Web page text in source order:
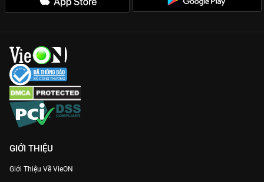
GIỚI THIỆU
Giới Thiệu Về VieON